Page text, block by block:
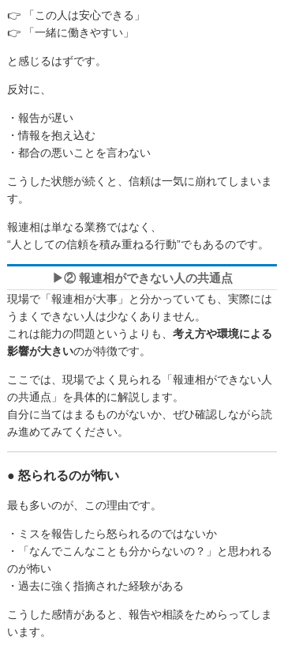
👉 「この人は安心できる」
👉 「一緒に働きやすい」
と感じるはずです。
反対に、
・報告が遅い
・情報を抱え込む
・都合の悪いことを言わない
こうした状態が続くと、信頼は一気に崩れてしまいま
す。
報連相は単なる業務ではなく、
“人としての信頼を積み重ねる行動”でもあるのです。
▶② 報連相ができない人の共通点
現場で「報連相が大事」と分かっていても、実際には
うまくできない人は少なくありません。
これは能力の問題というよりも、 考え方や環境による
影響が大きいのが特徴です。
ここでは、現場でよく見られる「報連相ができない人
の共通点」を具体的に解説します。
自分に当てはまるものがないか、ぜひ確認しながら読
み進めてみてください。
● 怒られるのが怖い
最も多いのが、この理由です。
・ミスを報告したら怒られるのではないか
・「なんでこんなことも分からないの？」と思われる
のが怖い
・過去に強く指摘された経験がある
こうした感情があると、報告や相談をためらってしま
います。